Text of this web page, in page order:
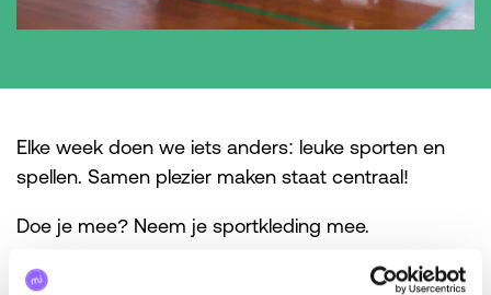
Elke week doen we iets anders: leuke sporten en
spellen. Samen plezier maken staat centraal!
Doe je mee? Neem je sportkleding mee.
Gratis- aanmelden is niet nodig, deelname is elke